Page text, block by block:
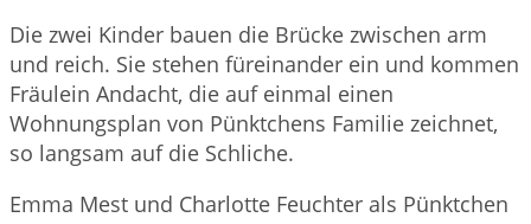
Die zwei Kinder bauen die Brücke zwischen arm
und reich. Sie stehen füreinander ein und kommen
Fräulein Andacht, die auf einmal einen
Wohnungsplan von Pünktchens Familie zeichnet,
so langsam auf die Schliche.
Emma Mest und Charlotte Feuchter als Pünktchen